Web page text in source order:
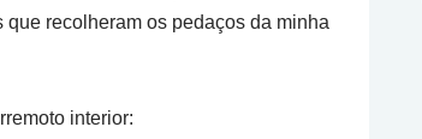
recolheram os pedaços da minha
interior: